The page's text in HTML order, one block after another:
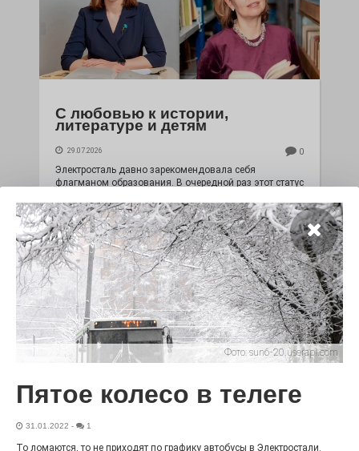
С любовью к истории,
литературе и детям
29.07.2026 0
Электросталь давно зарекомендовала себя
флагманом образования. В очередной раз этот статус
Чувство Родины — одно на
всех
28.07.2026 0
Фото: sun6-20.userapi.com
Пятое колесо в телеге
31.01.2022 - 1
То ломаются, то не приходят по графику автобусы в Электростали.